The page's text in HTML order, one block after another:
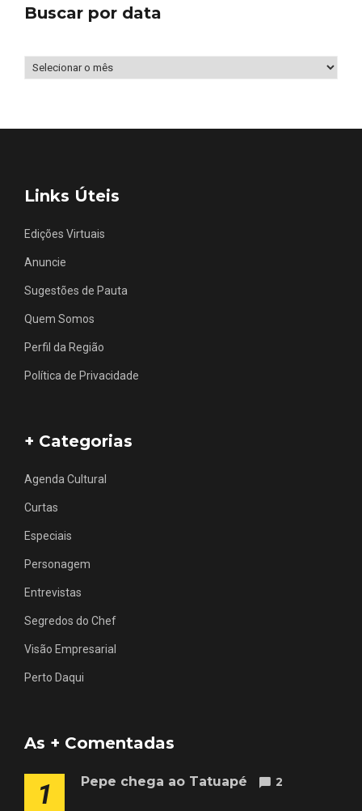
Buscar por data
Buscar
Links Úteis
Edições Virtuais
Anuncie
Sugestões de Pauta
Quem Somos
Perfil da Região
Política de Privacidade
+ Categorias
Agenda Cultural
Curtas
Especiais
Personagem
Entrevistas
Segredos do Chef
Visão Empresarial
Perto Daqui
As + Comentadas
1 Pepe chega ao Tatuapé 2